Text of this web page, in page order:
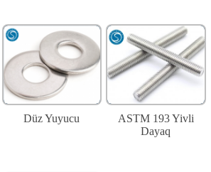
Düz Yuyucu
ASTM 193 Yivli
Dayaq